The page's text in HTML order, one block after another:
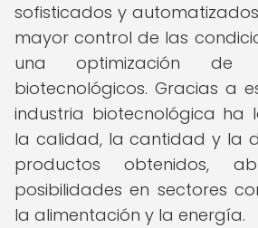
sofisticados y
mayor control de las
una optimización de
biotecnológicos. Gracias a
industria biotecnológica ha
la calidad, la cantidad y la
productos obtenidos,
posibilidades en sectores
la alimentación y la energía.